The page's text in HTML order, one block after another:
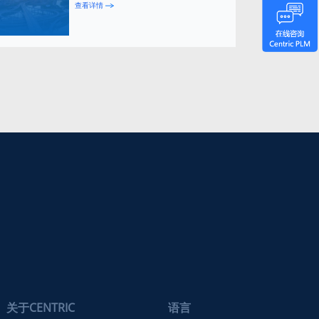
查看详情
关于CENTRIC
语言